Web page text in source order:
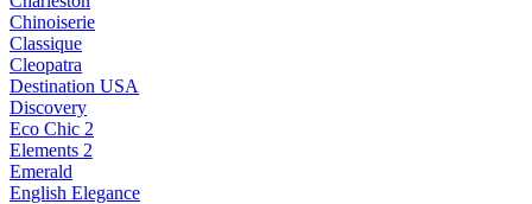
Chinoiserie
Classique
Cleopatra
Destination USA
Discovery
Eco Chic 2
Elements 2
Emerald
English Elegance